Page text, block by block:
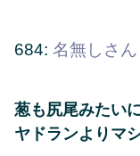
684: 名無しさん
葱も尻尾みたい
ヤドランよりマ